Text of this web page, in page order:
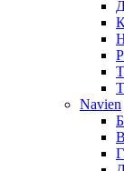
Navien